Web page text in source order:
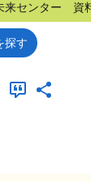
来センター 資
探す